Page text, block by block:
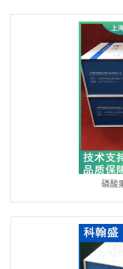
磷酸